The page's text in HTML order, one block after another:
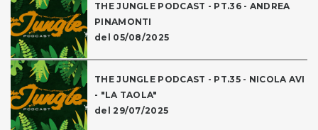
THE JUNGLE PODCAST - PT.36 - ANDREA
PINAMONTI
del 05/08/2025
THE JUNGLE PODCAST - PT.35 - NICOLA AVI
- "LA TAOLA"
del 29/07/2025